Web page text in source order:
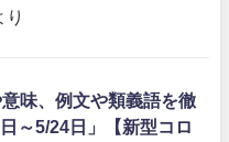
り
味、例文や類義語を徹
～5/24日」【新型コロ